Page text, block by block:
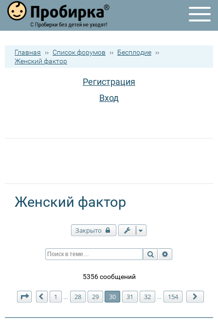
Главная ›› Список форумов ›› Бесплодие ››
Женский фактор
Регистрация
Вход
Женский фактор
Закрыто
Поиск
5356 сообщений
Страница 30 из154
Пред.
1 … 28 29 30 31 32 … 154